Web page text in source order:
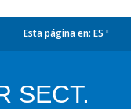
Esta página en: ES
SECT.